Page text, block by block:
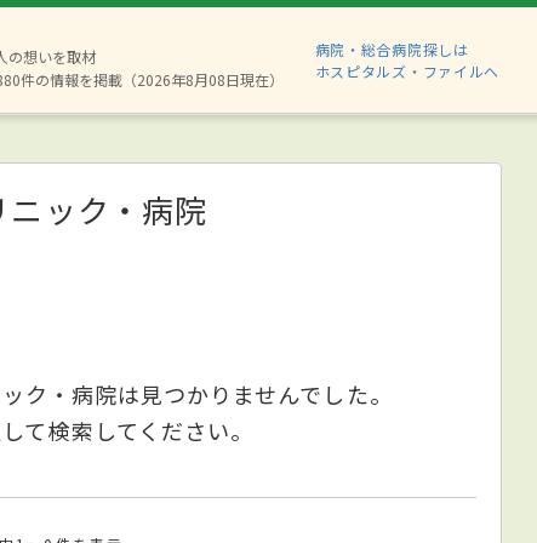
の想いを取材
件の情報を掲載（2026年8月08日現在）
病院・総合病院探しは
ホスピタルズ・ファイルへ
ニック・病院
ク・病院は見つかりませんでした。
て検索してください。